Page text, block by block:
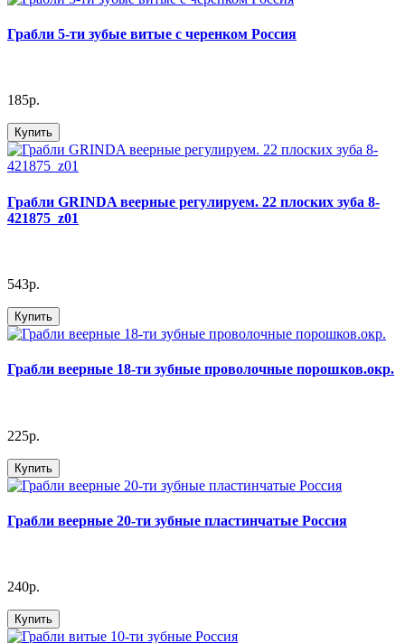
Грабли 5-ти зубые витые с черенком Россия
185р.
Купить
Грабли GRINDA веерные регулируем. 22 плоских зуба 8-
421875_z01
543р.
Купить
Грабли веерные 18-ти зубные проволочные порошков.окр.
225р.
Купить
Грабли веерные 20-ти зубные пластинчатые Россия
240р.
Купить